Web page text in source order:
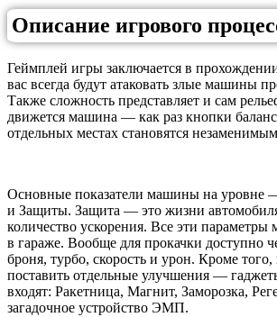
Описание игрового
Геймплей игры заключается в
вас всегда будут атаковать злые машины
Также сложность представляет и сам
движется машина — как раз кнопки
отдельных местах становятся
Основные показатели машины на уровне
и Защиты. Защита — это жизни
количество ускорения. Все эти параметры
в гараже. Вообще для прокачки доступно
броня, турбо, скорость и урон. Кроме
поставить отдельные улучшения —
входят: Ракетница, Магнит, Заморозка,
загадочное устройство ЭМП.